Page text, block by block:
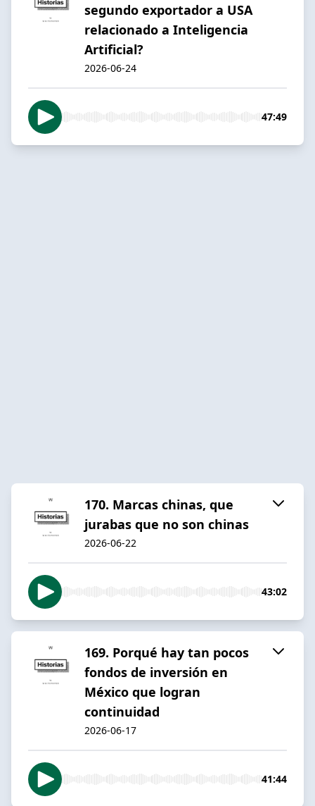
segundo exportador a USA
relacionado a Inteligencia
Artificial?
2026-06-24
47:49
170. Marcas chinas, que
jurabas que no son chinas
2026-06-22
43:02
169. Porqué hay tan pocos
fondos de inversión en
México que logran
continuidad
2026-06-17
41:44